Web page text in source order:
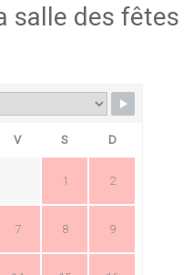
salle des fêtes
V S D
1 2
7 8 9